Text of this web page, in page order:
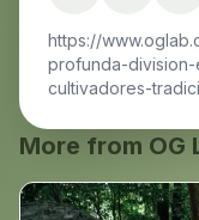
https://
profunda-
cultivadores-
More from OG